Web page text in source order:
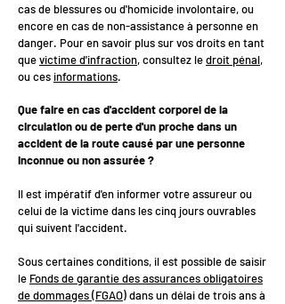
cas de blessures ou d'homicide involontaire, ou
encore en cas de non-assistance à personne en
danger. Pour en savoir plus sur vos droits en tant
quevictime d'infraction, consultez ledroit pénal,
ou ces informations.
Que faire en cas d'accident corporel de la
circulation ou de perte d'un proche dans un
accident de la route causé par une personne
inconnue ou non assurée ?
Il est impératif d'en informer votre assureur ou
celui de la victime dans les cinq jours ouvrables
qui suivent l'accident.
Sous certaines conditions, il est possible de saisir
le Fonds de garantie des assurances obligatoires
de dommages (FGAO)dans un délai de trois ans à